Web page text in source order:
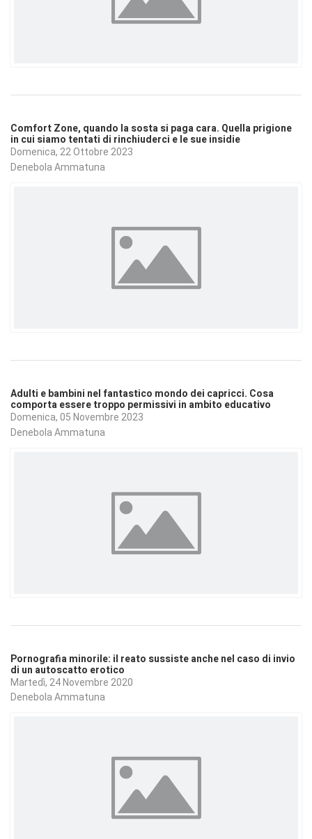
Comfort Zone, quando la sosta si paga cara. Quella prigione
in cui siamo tentati di rinchiuderci e le sue insidie
Domenica, 22 Ottobre 2023
Denebola Ammatuna
Adulti e bambini nel fantastico mondo dei capricci. Cosa
comporta essere troppo permissivi in ambito educativo
Domenica, 05 Novembre 2023
Denebola Ammatuna
Pornografia minorile: il reato sussiste anche nel caso di invio
di un autoscatto erotico
Martedì, 24 Novembre 2020
Denebola Ammatuna